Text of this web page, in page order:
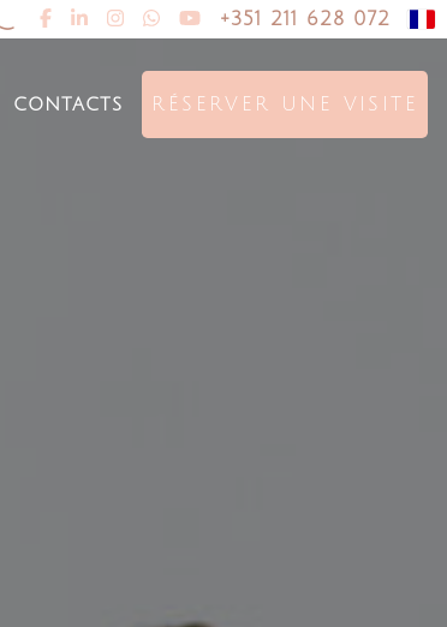
+351 211 628 072
contacts RÉSERVER UNE VISITE